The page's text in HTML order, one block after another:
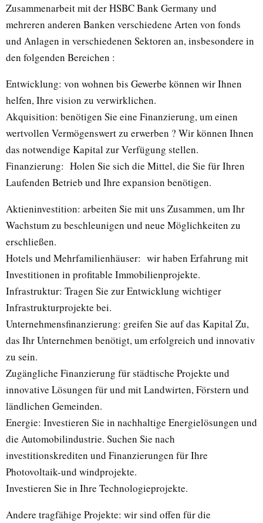
Zusammenarbeit mit der HSBC Bank Germany und
mehreren anderen Banken verschiedene Arten von fonds
und Anlagen in verschiedenen Sektoren an, insbesondere in
den folgenden Bereichen :
Entwicklung: von wohnen bis Gewerbe können wir Ihnen
helfen, Ihre vision zu verwirklichen.
Akquisition: benötigen Sie eine Finanzierung, um einen
wertvollen Vermögenswert zu erwerben ? Wir können Ihnen
das notwendige Kapital zur Verfügung stellen.
Finanzierung: Holen Sie sich die Mittel, die Sie für Ihren
Laufenden Betrieb und Ihre expansion benötigen.
Aktieninvestition: arbeiten Sie mit uns Zusammen, um Ihr
Wachstum zu beschleunigen und neue Möglichkeiten zu
erschließen.
Hotels und Mehrfamilienhäuser: wir haben Erfahrung mit
Investitionen in profitable Immobilienprojekte.
Infrastruktur: Tragen Sie zur Entwicklung wichtiger
Infrastrukturprojekte bei.
Unternehmensfinanzierung: greifen Sie auf das Kapital Zu,
das Ihr Unternehmen benötigt, um erfolgreich und innovativ
zu sein.
Zugängliche Finanzierung für städtische Projekte und
innovative Lösungen für und mit Landwirten, Förstern und
ländlichen Gemeinden.
Energie: Investieren Sie in nachhaltige Energielösungen und
die Automobilindustrie. Suchen Sie nach
investitionskrediten und Finanzierungen für Ihre
Photovoltaik-und windprojekte.
Investieren Sie in Ihre Technologieprojekte.
Andere tragfähige Projekte: wir sind offen für die